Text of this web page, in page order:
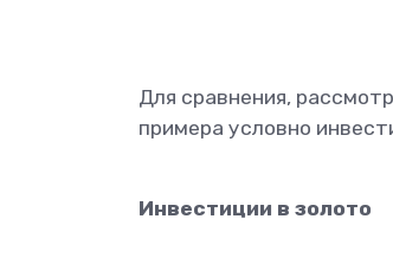
Для сравнения,
примера условно
Инвестиции в золото